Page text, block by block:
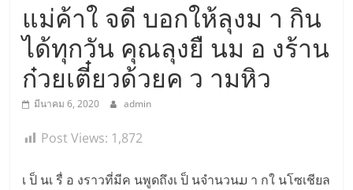
แม่ค้าใ จดี บอกให้ลุงม า กิน
ได้ทุกวัน คุณลุงยื นม อ งร้าน
ก๋วยเตี๋ยวด้วยค ว ามหิว
มีนาคม 6, 2020 admin
Post Views: 1,872
เ ป็ นเ รื่ อ งราวที่มีค นพูดถึงเ ป็ นจำนวนມ า กใ นโซเชียล